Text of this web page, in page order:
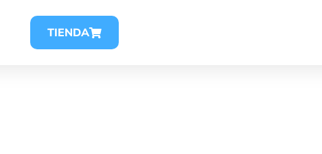
TIENDA